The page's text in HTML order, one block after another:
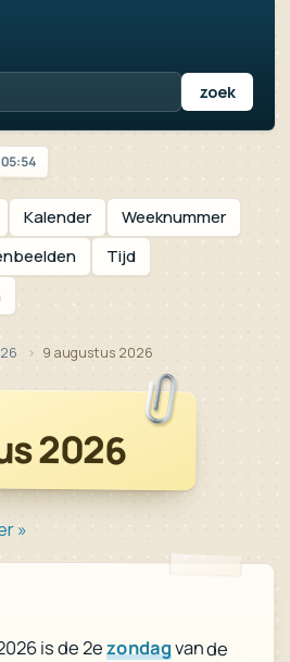
augustus 2026
05:54
Kalender
Weeknummer
Tijd
9 augustus 2026
2026
»
is de 2ezondagvan de